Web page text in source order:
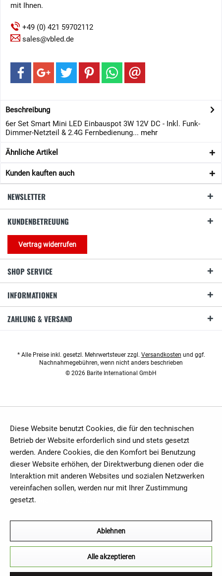
mit Ihnen.
+49 (0) 421 59702112
sales@vbled.de
Beschreibung
6er Set Smart Mini LED Einbauspot 3W 12V DC - Inkl. Funk-
Dimmer-Netzteil & 2.4G Fernbedienung... mehr
Ähnliche Artikel
Kunden kauften auch
NEWSLETTER
KUNDENBETREUUNG
Vertrag widerrufen
SHOP SERVICE
INFORMATIONEN
ZAHLUNG & VERSAND
* Alle Preise inkl. gesetzl. Mehrwertsteuer zzgl. Versandkosten und ggf.
Nachnahmegebühren, wenn nicht anders beschrieben
© 2026 Barite International GmbH
Diese Website benutzt Cookies, die für den technischen
Betrieb der Website erforderlich sind und stets gesetzt
werden. Andere Cookies, die den Komfort bei Benutzung
dieser Website erhöhen, der Direktwerbung dienen oder die
Interaktion mit anderen Websites und sozialen Netzwerken
vereinfachen sollen, werden nur mit Ihrer Zustimmung
gesetzt.
Ablehnen
Alle akzeptieren